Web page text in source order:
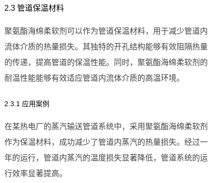
2.3 管道保温材料
聚氨酯海绵柔软剂可以作为管道保温材料，用于减少管道内
流体介质的热量损失。其独特的开孔结构能够有效阻隔热量
的传递，提高管道的保温性能。同时，聚氨酯海绵柔软剂的
耐温性能能够有效适应管道内流体介质的高温环境。
2.3.1 应用案例
在某热电厂的蒸汽输送管道系统中，采用聚氨酯海绵柔软剂
作为保温材料，成功减少了管道内蒸汽的热量损失。经过一
年的运行，管道内蒸汽的温度损失显著降低，管道系统的运
行效率显著提高。